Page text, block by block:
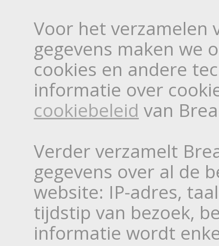
Voor het verzamelen
gegevens maken we
cookies en andere
informatie over
cookiebeleid van
Verder verzamelt
gegevens over al de
website: IP-adres,
tijdstip van bezoek,
informatie wordt